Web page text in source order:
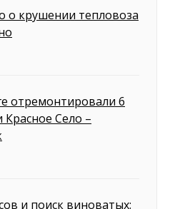
о крушении тепловоза
отремонтировали 6
Село –
и поиск виноватых: